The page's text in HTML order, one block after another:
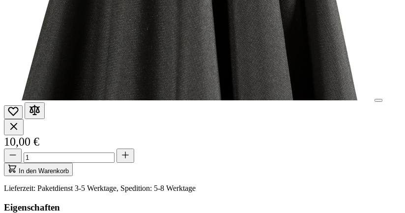
10,00 €
Menge
aktualisiert
auf
1
Menge
In den Warenkorb
Lieferzeit: Paketdienst 3-5 Werktage, Spedition: 5-8 Werktage
Eigenschaften